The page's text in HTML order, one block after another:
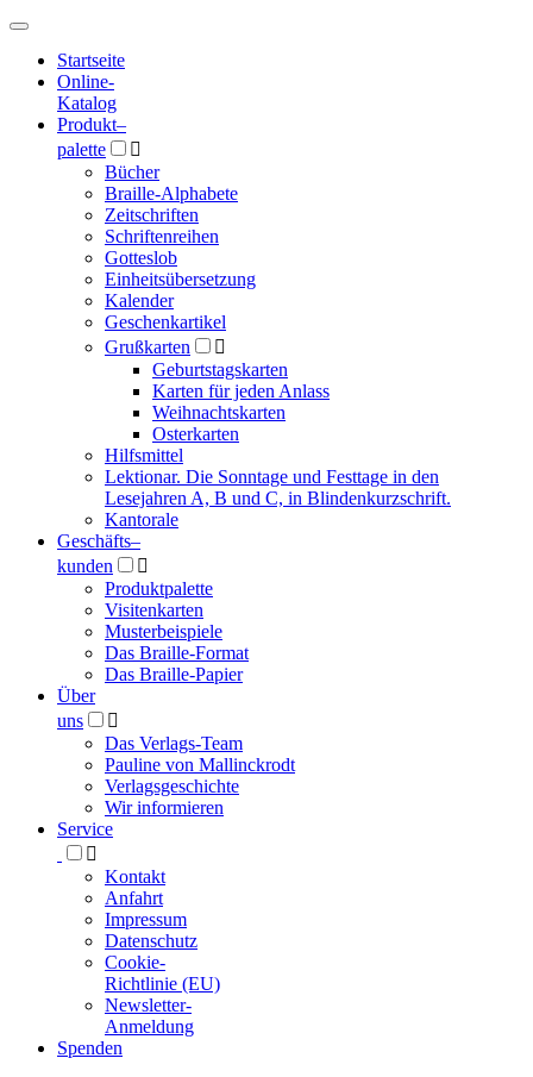
Hauptmenü
Hauptmenü
Startseite
Online-
Katalog
Produkt–
palette

Bücher
Braille-Alphabete
Zeitschriften
Schriftenreihen
Gotteslob
Einheitsübersetzung
Kalender
Geschenkartikel
Grußkarten

Geburtstagskarten
Karten für jeden Anlass
Weihnachtskarten
Osterkarten
Hilfsmittel
Lektionar. Die Sonntage und Festtage in den
Lesejahren A, B und C, in Blindenkurzschrift.
Kantorale
Geschäfts­–
kunden

Produktpalette
Visitenkarten
Musterbeispiele
Das Braille-Format
Das Braille-Papier
Über
uns

Das Verlags-Team
Pauline von Mallinckrodt
Verlagsgeschichte
Wir informieren
Service

Kontakt
Anfahrt
Impressum
Datenschutz
Cookie-
Richtlinie (EU)
Newsletter-
Anmeldung
Spenden